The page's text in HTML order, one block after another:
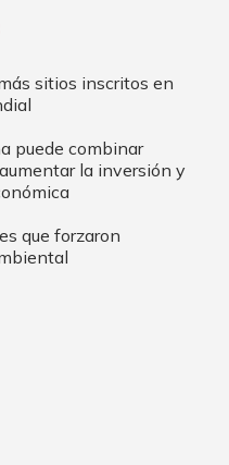
sitios inscritos en
puede combinar
la inversión y
que forzaron